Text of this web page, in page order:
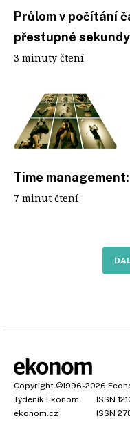
Průlom v počítání
přestupné sekundy
3 minuty čtení
Time
7 minut čtení
Copyright ©1996-2026
Týdeník Ekonom
ISSN
ekonom.cz
ISSN